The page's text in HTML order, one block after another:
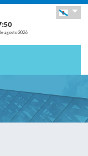
agosto 2026